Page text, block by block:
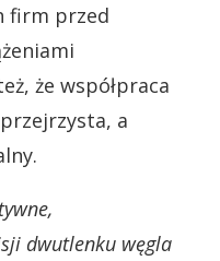
firm przed
że współpraca
a
dwutlenku węgla